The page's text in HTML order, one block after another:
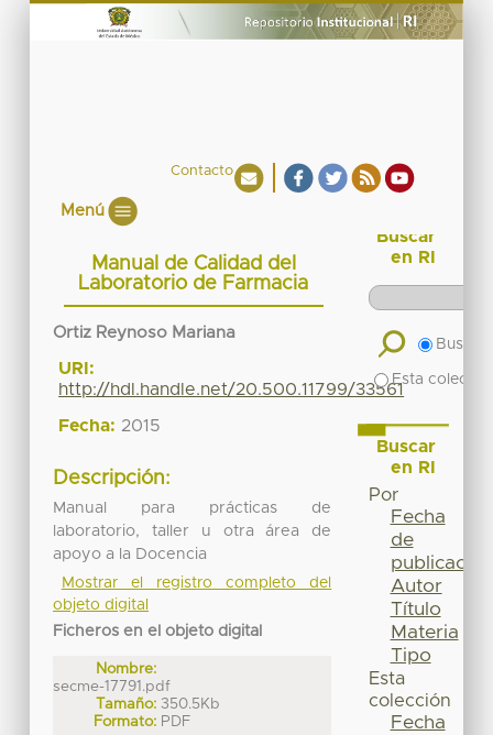
Contacto
Menú
Manual de Calidad del
Laboratorio de Farmacia
Ortiz Reynoso Mariana
URI:
http://hdl.handle.net/20.500.11799/33561
Fecha: 2015
Descripción:
Manual para prácticas de
laboratorio, taller u otra área de
apoyo a la Docencia
Mostrar el registro completo del
objeto digital
Ficheros en el objeto digital
Nombre:
secme-17791.pdf
Tamaño: 350.5Kb
Formato: PDF
Buscar
en RI
Buscar
Esta
Buscar
en RI
Por
Fecha
de
publicación
Autor
Título
Materia
Tipo
Esta
colección
Fecha